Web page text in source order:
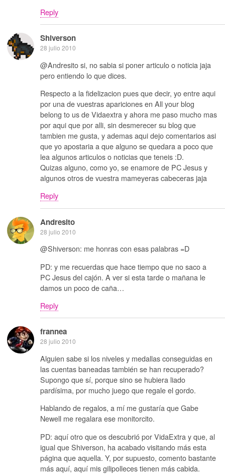
Reply
Shiverson
28 julio 2010
@Andresito si, no sabia si poner articulo o noticia jaja
pero entiendo lo que dices.
Respecto a la fidelizacion pues que decir, yo entre aqui
por una de vuestras apariciones en All your blog
belong to us de Vidaextra y ahora me paso mucho mas
por aqui que por alli, sin desmerecer su blog que
tambien me gusta, y ademas aqui dejo comentarios asi
que yo apostaria a que alguno se quedara a poco que
lea algunos articulos o noticias que teneis :D.
Quizas alguno, como yo, se enamore de PC Jesus y
algunos otros de vuestra mameyeras cabeceras jaja
Reply
Andresito
28 julio 2010
@Shiverson: me honras con esas palabras =D
PD: y me recuerdas que hace tiempo que no saco a
PC Jesus del cajón. A ver si esta tarde o mañana le
damos un poco de caña…
Reply
frannea
28 julio 2010
Alguien sabe si los niveles y medallas conseguidas en
las cuentas baneadas también se han recuperado?
Supongo que sí, porque sino se hubiera liado
pardísima, por mucho juego que regale el gordo.
Hablando de regalos, a mí me gustaría que Gabe
Newell me regalara ese monitorcito.
PD: aquí otro que os descubrió por VidaExtra y que, al
igual que Shiverson, ha acabado visitando más esta
página que aquella. Y, por supuesto, comento bastante
más aquí, aquí mis gilipolleces tienen más cabida.